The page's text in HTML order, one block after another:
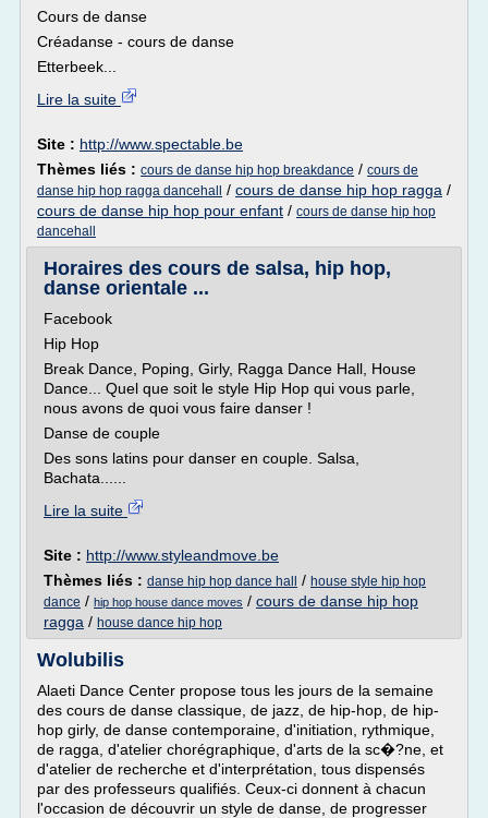
Cours de danse
Créadanse - cours de danse
Etterbeek...
Lire la suite
Site : http://www.spectable.be
Thèmes liés : cours de danse hip hop breakdance / cours de
danse hip hop ragga dancehall
/ cours de danse hip hop ragga /
cours de danse hip hop pour enfant / cours de danse hip hop
dancehall
Horaires des cours de salsa, hip hop,
danse orientale ...
Facebook
Hip Hop
Break Dance, Poping, Girly, Ragga Dance Hall, House
Dance... Quel que soit le style Hip Hop qui vous parle,
nous avons de quoi vous faire danser !
Danse de couple
Des sons latins pour danser en couple. Salsa,
Bachata......
Lire la suite
Site : http://www.styleandmove.be
Thèmes liés : danse hip hop dance hall / house style hip hop
dance / hip hop house dance moves / cours de danse hip hop
ragga / house dance hip hop
Wolubilis
Alaeti Dance Center propose tous les jours de la semaine
des cours de danse classique, de jazz, de hip-hop, de hip-
hop girly, de danse contemporaine, d'initiation, rythmique,
de ragga, d'atelier chorégraphique, d'arts de la sc�?ne, et
d'atelier de recherche et d'interprétation, tous dispensés
par des professeurs qualifiés. Ceux-ci donnent à chacun
l'occasion de découvrir un style de danse, de progresser